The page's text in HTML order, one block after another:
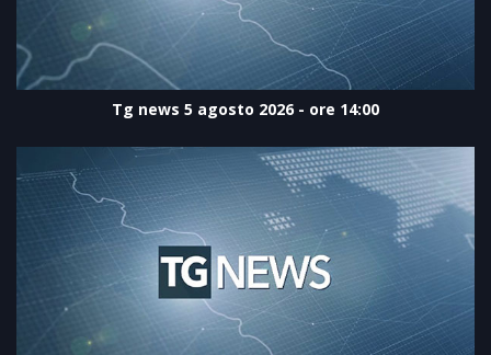
Tg news 5 agosto 2026 - ore 14:00